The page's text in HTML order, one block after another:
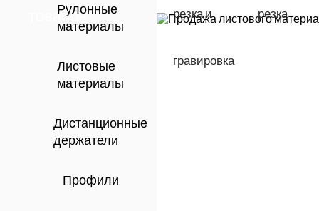
товаров
Рулонные
материалы
Листовые
материалы
Дистанционные
держатели
Профили
резка и
гравировка
резка